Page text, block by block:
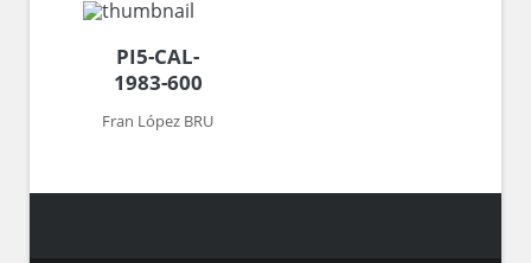
PI5-CAL-
1983-600
Fran López BRU